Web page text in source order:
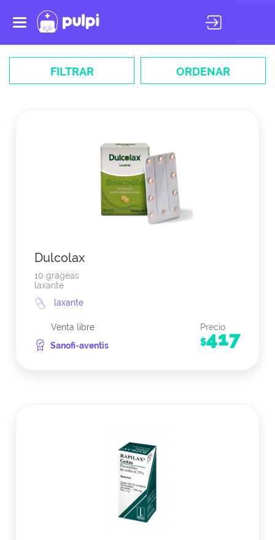
Toggle
navigation
FILTRAR ORDENAR
Dulcolax
10 grageas
laxante
laxante
Venta libre
Sanofi-aventis
Precio
$417